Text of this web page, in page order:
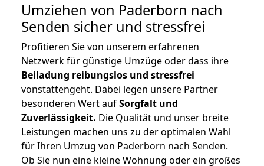
Umziehen von Paderborn nach
Senden sicher und stressfrei
Profitieren Sie von unserem erfahrenen
Netzwerk für günstige Umzüge oder dass ihre
Beiladung reibungslos und stressfrei
vonstattengeht. Dabei legen unsere Partner
besonderen Wert aufSorgfalt und
Zuverlässigkeit. Die Qualität und unser breite
Leistungen machen uns zu der optimalen Wahl
für Ihren Umzug von Paderborn nach Senden.
Ob Sie nun eine kleine Wohnung oder ein großes